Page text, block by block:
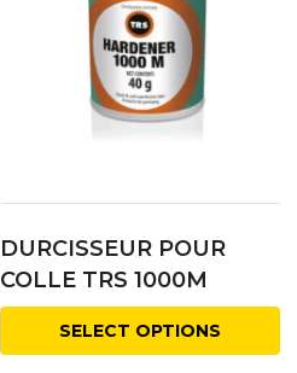
DURCISSEUR POUR
COLLE TRS 1000M
SELECT OPTIONS